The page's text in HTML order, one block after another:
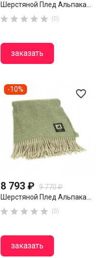
Шерстяной Плед Альпака...
     (0)
заказать
favorite_border
8 793 ₽ 9 770 ₽
Шерстяной Плед Альпака...
     (0)
заказать
-10%